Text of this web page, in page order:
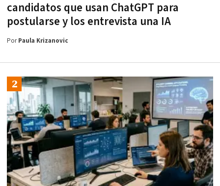
candidatos que usan ChatGPT para
postularse y los entrevista una IA
PorPaula Krizanovic